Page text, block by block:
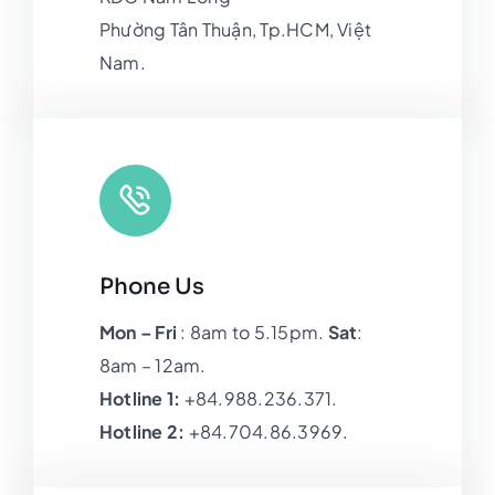
Phường Tân Thuận, Tp.HCM, Việt
Nam.
Phone Us
Mon – Fri : 8am to 5.15pm. Sat:
8am – 12am.
Hotline 1: +84.988.236.371.
Hotline 2: +84.704.86.3969.